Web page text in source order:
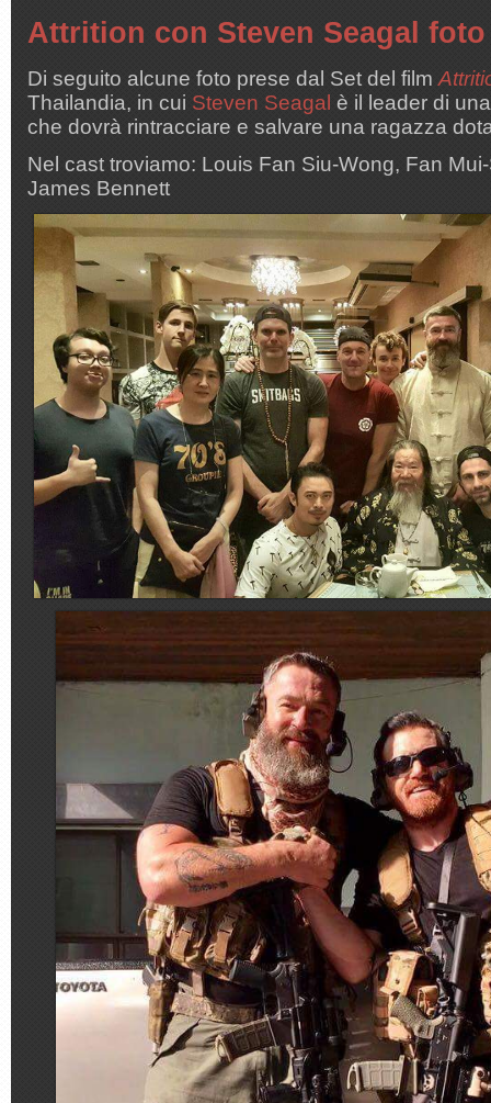
Attrition con Steven Seagal foto
Di seguito alcune foto prese dal Set del film
Thailandia, in cui Steven Seagal è il leader di
che dovrà rintracciare e salvare una ragazza
Nel cast troviamo: Louis Fan Siu-Wong, Fan
James Bennett